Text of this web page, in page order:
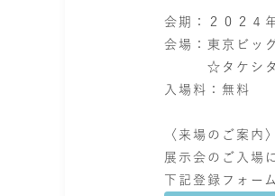
会期：２０２４
会場：東京ビッ
☆タケシタブ
入場料： 無料
〈来場のご案内〉
展示会のご入場
下記登録フォー